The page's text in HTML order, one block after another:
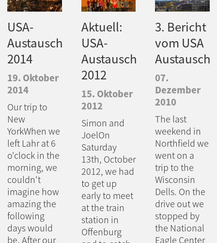
USA-
Austausch
2014
19. Oktober
2014
Our trip to
New
YorkWhen we
left Lahr at 6
o'clock in the
morning, we
couldn't
imagine how
amazing the
following
days would
be. After our
Aktuell:
USA-
Austausch
2012
15. Oktober
2012
Simon and
JoelOn
Saturday
13th, October
2012, we had
to get up
early to meet
at the train
station in
Offenburg
3. Bericht
vom USA
Austausch
07.
Dezember
2010
The last
weekend in
Northfield we
went on a
trip to the
Wisconsin
Dells. On the
drive out we
stopped by
the National
Eagle Center